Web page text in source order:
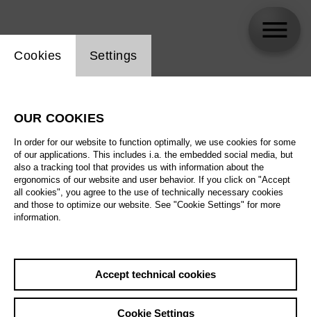
All artistic fields
All locations
All features
Sat29.8.
Website cookie setting
Cookies Settings
OUR COOKIES
In order for our website to function optimally, we use cookies for some
of our applications. This includes i.a. the embedded social media, but
also a tracking tool that provides us with information about the
ergonomics of our website and user behavior. If you click on "Accept
all cookies", you agree to the use of technically necessary cookies
and those to optimize our website. See "Cookie Settings" for more
information.
Accept technical cookies
Cookie Settings